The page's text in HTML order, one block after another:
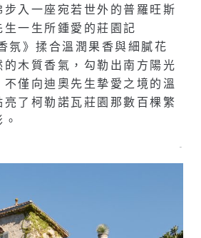
步入一座宛若世外的普羅旺斯
一生所鍾愛的莊園記
氛》揉合溫潤果香與細膩花
木質香氣，勾勒出南方陽光
僅向迪奧先生摯愛之境的溫
亮了柯勒諾瓦莊園那數百棵繁
。
–